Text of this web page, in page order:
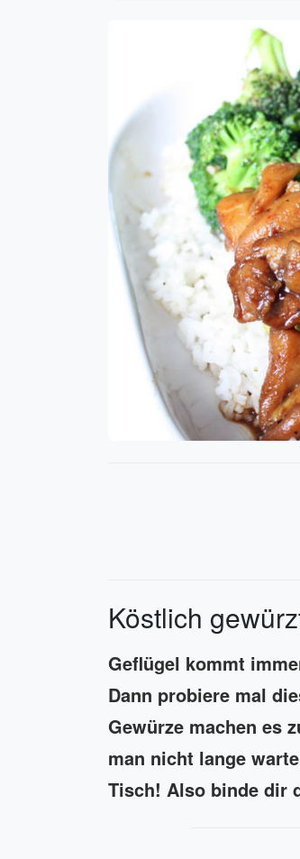
Köstlich
Geflügel kommt
Dann probiere mal
Gewürze machen es
man nicht lange
Tisch! Also binde dir